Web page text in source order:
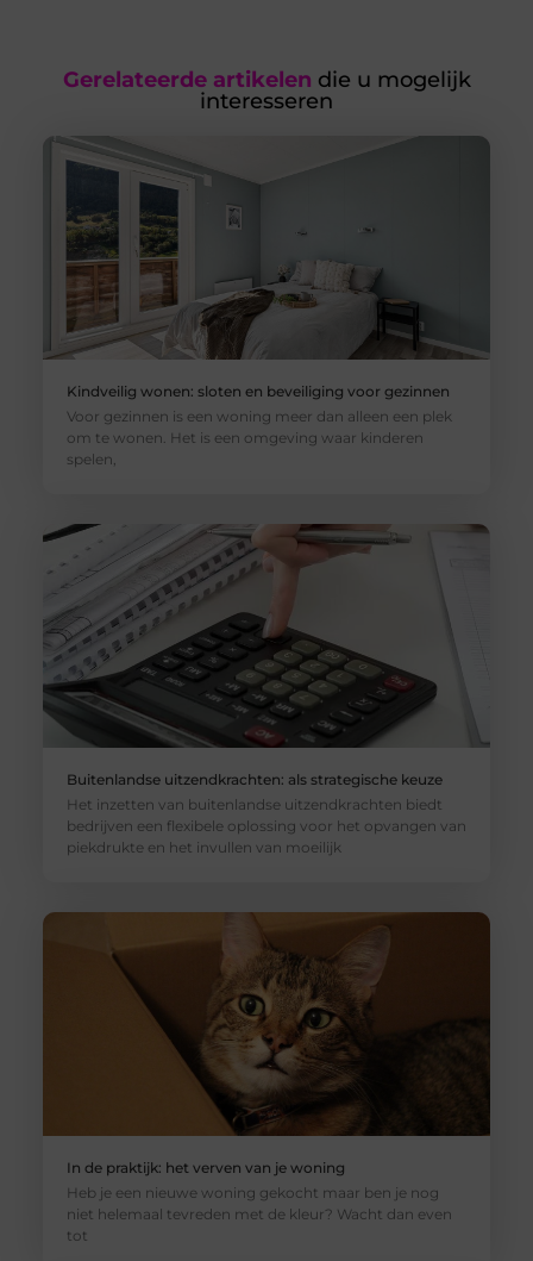
Gerelateerde artikelen die u mogelijk
interesseren
Kindveilig wonen: sloten en beveiliging voor gezinnen
Voor gezinnen is een woning meer dan alleen een plek
om te wonen. Het is een omgeving waar kinderen
spelen,
Buitenlandse uitzendkrachten: als strategische keuze
Het inzetten van buitenlandse uitzendkrachten biedt
bedrijven een flexibele oplossing voor het opvangen van
piekdrukte en het invullen van moeilijk
In de praktijk: het verven van je woning
Heb je een nieuwe woning gekocht maar ben je nog
niet helemaal tevreden met de kleur? Wacht dan even
tot